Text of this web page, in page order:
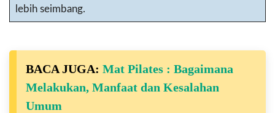
lebih seimbang.
BACA JUGA: Mat Pilates : Bagaimana
Melakukan, Manfaat dan Kesalahan
Umum